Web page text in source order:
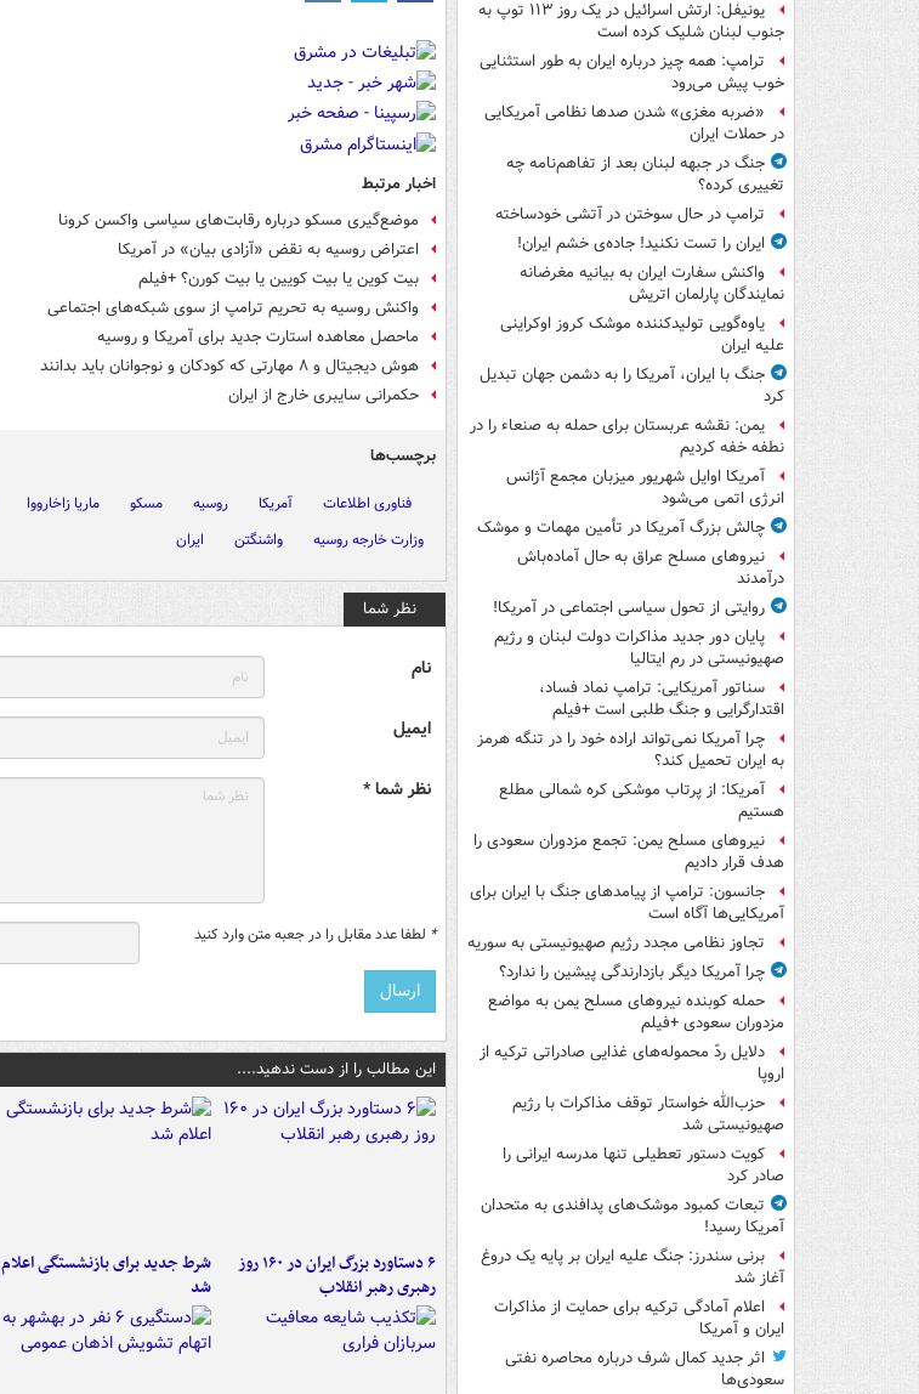
یونیفل: ارتش اسرائیل در یک روز ۱۱۳ توپ به
جنوب لبنان شلیک کرده است
ترامپ: همه چیز درباره ایران به طور استثنایی
خوب پیش می‌رود
«ضربه مغزی» شدن صدها نظامی آمریکایی
در حملات ایران
جنگ در جبهه لبنان بعد از تفاهم‌نامه چه
تغییری کرده؟
ترامپ در حال سوختن در آتشی خودساخته
ایران را تست نکنید! جاده‌ی خشم ایران!
واکنش سفارت ایران به بیانیه مغرضانه
نمایندگان پارلمان اتریش
یاوه‌گویی تولیدکننده موشک کروز اوکراینی
علیه ایران
جنگ با ایران، آمریکا را به دشمن جهان تبدیل
کرد
یمن: نقشه عربستان برای حمله به صنعاء را در
نطفه خفه کردیم
آمریکا اوایل شهریور میزبان مجمع آژانس
انرژی اتمی می‌شود
چالش بزرگ آمریکا در تأمین مهمات و موشک
نیروهای مسلح عراق به حال آماده‌باش
درآمدند
روایتی از تحول سیاسی اجتماعی در آمریکا!
پایان دور جدید مذاکرات دولت لبنان و رژیم
صهیونیستی در رم ایتالیا
سناتور آمریکایی: ترامپ نماد فساد،
اقتدارگرایی و جنگ طلبی است +فیلم
چرا آمریکا نمی‌تواند اراده خود را در تنگه هرمز
به ایران تحمیل کند؟
آمریکا: از پرتاب موشکی کره شمالی مطلع
هستیم
نیروهای مسلح یمن: تجمع مزدوران سعودی را
هدف قرار دادیم
جانسون: ترامپ از پیامدهای جنگ با ایران برای
آمریکایی‌ها آگاه است
تجاوز نظامی مجدد رژیم صهیونیستی به سوریه
چرا آمریکا دیگر بازدارندگی پیشین را ندارد؟
حمله کوبنده نیروهای مسلح یمن به مواضع
مزدوران سعودی +فیلم
دلایل ردّ محموله‌های غذایی صادراتی ترکیه از
اروپا
حزب‌الله خواستار توقف مذاکرات با رژیم
صهیونیستی شد
کویت دستور تعطیلی تنها مدرسه ایرانی را
صادر کرد
تبعات کمبود موشک‌های پدافندی به متحدان
آمریکا رسید!
برنی سندرز: جنگ علیه ایران بر پایه یک دروغ
آغاز شد
اعلام آمادگی ترکیه برای حمایت از مذاکرات
ایران و آمریکا
اثر جدید کمال شرف درباره محاصره نفتی
سعودی‌ها
اخبار مرتبط
موضع‌گیری مسکو درباره رقابت‌های سیاسی واکسن کرونا
اعتراض روسیه به نقض «آزادی بیان» در آمریکا
بیت کوین یا بیت کویین یا بیت کورن؟ +فیلم
واکنش روسیه به تحریم ترامپ از سوی شبکه‌های اجتماعی
ماحصل معاهده استارت جدید برای آمریکا و روسیه
هوش دیجیتال و ۸ مهارتی که کودکان و نوجوانان باید بدانند
حکمرانی سایبری خارج از ایران
برچسب‌ها
فناوری اطلاعات آمریکا روسیه مسکو ماریا زاخارووا
وزارت خارجه روسیه
واشنگتن ایران
نظر شما
نام
ایمیل
نظر شما *
* لطفا عدد مقابل را در جعبه متن وارد کنید
این مطالب را از دست ندهید....
۶ دستاورد بزرگ ایران در ۱۶۰ روز
رهبری رهبر انقلاب
شرط جدید برای بازنشستگی اعلام
شد